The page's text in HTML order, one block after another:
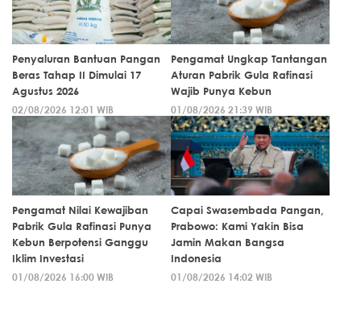
Penyaluran Bantuan Pangan
Beras Tahap II Dimulai 17
Agustus 2026
02/08/2026 12:01 WIB
Pengamat Ungkap Tantangan
Aturan Pabrik Gula Rafinasi
Wajib Punya Kebun
01/08/2026 21:39 WIB
Pengamat Nilai Kewajiban
Pabrik Gula Rafinasi Punya
Kebun Berpotensi Ganggu
Iklim Investasi
01/08/2026 16:00 WIB
Capai Swasembada Pangan,
Prabowo: Kami Yakin Bisa
Jamin Makan Bangsa
Indonesia
01/08/2026 14:02 WIB